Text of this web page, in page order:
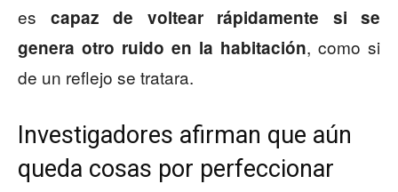
es capaz de voltear rápidamente si se
genera otro ruido en la habitación, como si
de un reflejo se tratara.
Investigadores afirman que aún
queda cosas por perfeccionar